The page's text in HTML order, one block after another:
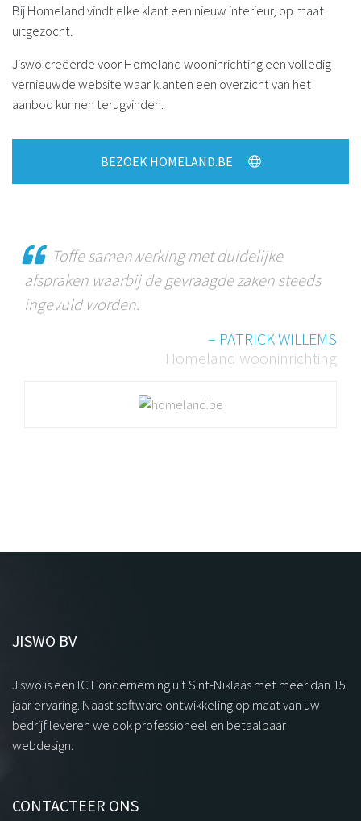
Bij Homeland vindt elke klant een nieuw interieur, op maat
uitgezocht.
Jiswo creëerde voor Homeland wooninrichting een volledig
vernieuwde website waar klanten een overzicht van het
aanbod kunnen terugvinden.
BEZOEK HOMELAND.BE
Toffe samenwerking met duidelijke
afspraken waarbij de gevraagde zaken steeds
ingevuld worden.
– PATRICK WILLEMS
Homeland wooninrichting
JISWO BV
Jiswo is een ICT onderneming uit Sint-Niklaas met meer dan 15
jaar ervaring. Naast software ontwikkeling op maat van uw
bedrijf leveren we ook professioneel en betaalbaar
webdesign.
CONTACTEER ONS